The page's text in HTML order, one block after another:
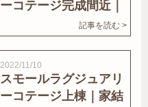
ーコテージ完成間近｜
記事を読む >
2022/11/10
スモールラグジュアリ
ーコテージ上棟｜家結